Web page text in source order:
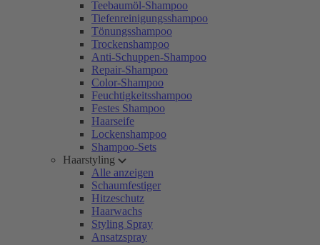
Teebaumöl-Shampoo
Tiefenreinigungsshampoo
Tönungsshampoo
Trockenshampoo
Anti-Schuppen-Shampoo
Repair-Shampoo
Color-Shampoo
Feuchtigkeitsshampoo
Festes Shampoo
Haarseife
Lockenshampoo
Shampoo-Sets
Haarstyling
Alle anzeigen
Schaumfestiger
Hitzeschutz
Haarwachs
Styling Spray
Ansatzspray